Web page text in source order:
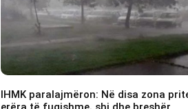
IHMK paralajmëron: Në disa zona